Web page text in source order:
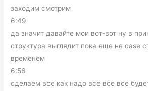
заходим смотрим
6:49
да значит давайте мои вот-вот ну в
структура выглядит пока еще не case
временем
6:56
сделаем все как надо все все все